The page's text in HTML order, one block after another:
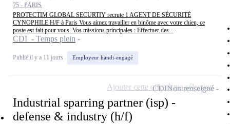
75 - PARIS
PROTECTIM GLOBAL SECURTIY recrute 1 AGENT DE SÉCURITÉ
CYNOPHILE H/F à Paris Vous aimez travailler en binôme avec votre chien, ce
poste est fait pour vous. Vos missions principales : Effectuer des...
CDI - Temps plein
Publié il y a 11 jours Employeur handi-engagé
Industrial sparring partner (isp) -
defense & industry (h/f)
CDINon renseigné
Ajouter cette offre à ma sélection